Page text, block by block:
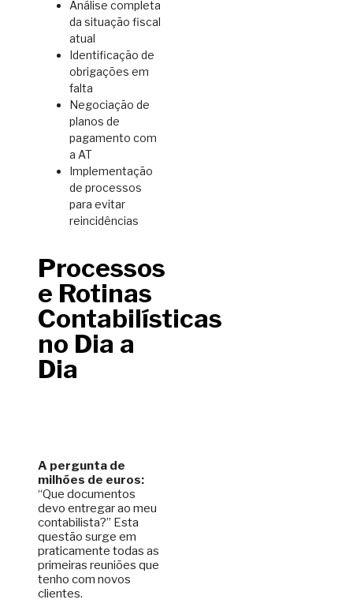
Análise completa
da situação fiscal
atual
Identificação de
obrigações em
falta
Negociação de
planos de
pagamento com
a AT
Implementação
de processos
para evitar
reincidências
Processos
e Rotinas
Contabilísticas
no Dia a
Dia
A pergunta de
milhões de euros:
“Que documentos
devo entregar ao meu
contabilista?” Esta
questão surge em
praticamente todas as
primeiras reuniões que
tenho com novos
clientes.